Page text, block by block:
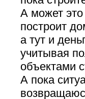
А может
построит
а тут и
учитывая
объектами
А пока